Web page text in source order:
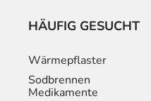
HÄUFIG GESUCHT
Wärmepflaster
Sodbrennen
Medikamente